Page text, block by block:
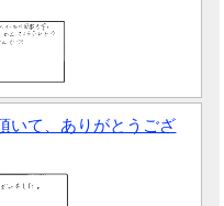
いて、ありがとうござ